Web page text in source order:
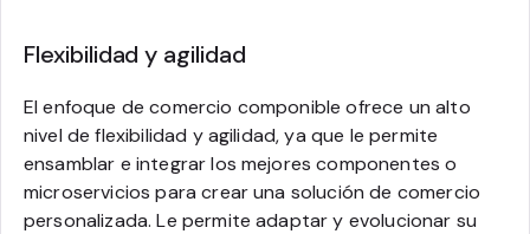
Flexibilidad y agilidad
El enfoque de comercio componible ofrece un alto
nivel de flexibilidad y agilidad, ya que le permite
ensamblar e integrar los mejores componentes o
microservicios para crear una solución de comercio
personalizada. Le permite adaptar y evolucionar su